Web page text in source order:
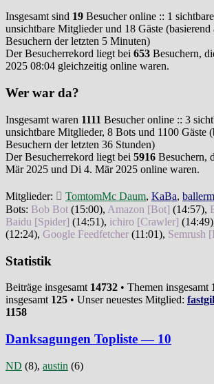
Insgesamt sind 19 Besucher online :: 1
unsichtbare Mitglieder und 18 Gäste
Besuchern der letzten 5 Minuten)
Der Besucherrekord liegt bei 653 Besuchern,
2025 08:04 gleichzeitig online waren.
Wer war da?
Insgesamt waren 1111 Besucher online :: 3
unsichtbare Mitglieder, 8 Bots und 1100 Gäste
Besuchern der letzten 36 Stunden)
Der Besucherrekord liegt bei 5916 Besuchern,
Mär 2025 und Di 4. Mär 2025 online waren.
Mitglieder: TomtomMc Daum, KaBa,
Bots: Bob Bot (15:00), Amazon [Bot] (14:57),
Baidu [Spider] (14:51), ichiro [Crawler] (14:49
(12:24), Google Feedfetcher (11:01), Semrush
Statistik
Beiträge insgesamt 14732 • Themen insgesamt
insgesamt 125 • Unser neuestes Mitglied: fastgil
1158
Danksagungen Topliste — 10
ND (8), austin (6)